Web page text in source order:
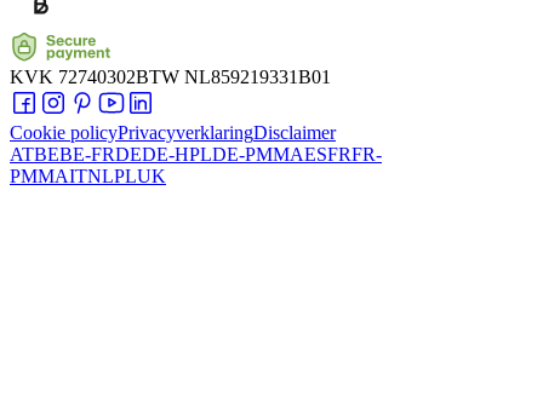
KVK 72740302BTW NL859219331B01
Cookie policyPrivacyverklaringDisclaimer
ATBEBE-FRDEDE-HPLDE-PMMAESFRFR-
PMMAITNLPLUK